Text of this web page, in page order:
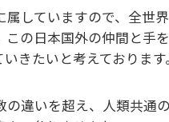
していますので、全世
の日本国外の仲間と手
きたいと考えております。
の違いを超え、人類共通